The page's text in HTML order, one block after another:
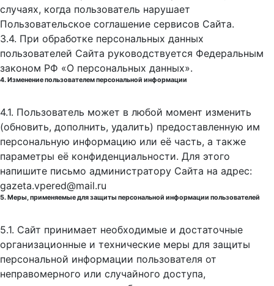
случаях, когда пользователь нарушает
Пользовательское соглашение сервисов Сайта.
3.4. При обработке персональных данных
пользователей Сайта руководствуется Федеральным
законом РФ «О персональных данных».
4. Изменение пользователем персональной информации
4.1. Пользователь может в любой момент изменить
(обновить, дополнить, удалить) предоставленную им
персональную информацию или её часть, а также
параметры её конфиденциальности. Для этого
напишите письмо администратору Сайта на адрес:
gazeta.vpered@mail.ru
5. Меры, применяемые для защиты персональной информации пользователей
5.1. Сайт принимает необходимые и достаточные
организационные и технические меры для защиты
персональной информации пользователя от
неправомерного или случайного доступа,